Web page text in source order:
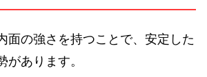
面の強さを持つことで、安定した
があります。